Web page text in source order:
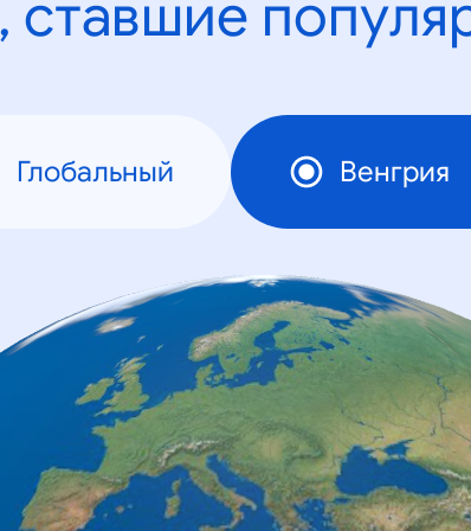
ставшие
Глобальный Венгрия